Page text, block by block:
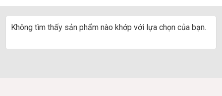
Không tìm thấy sản phẩm nào khớp với lựa chọn của bạn.